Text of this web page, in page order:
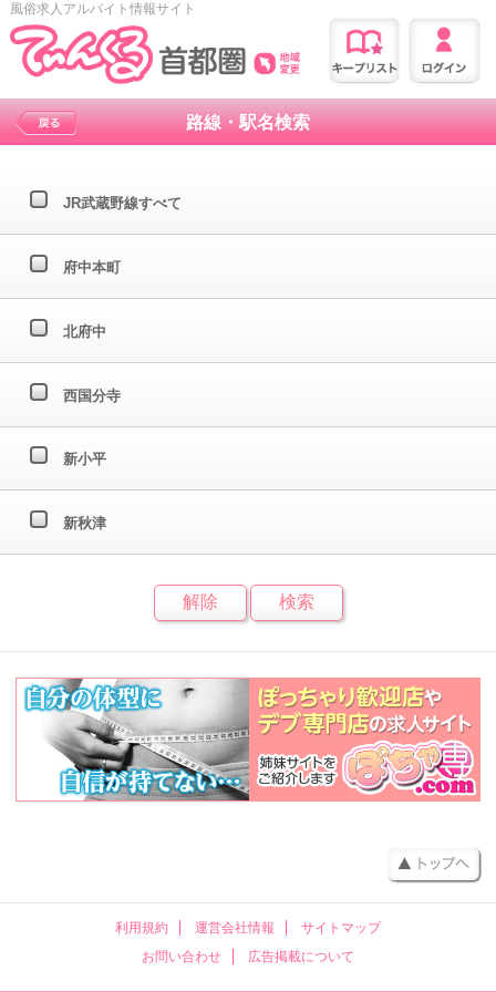
風俗求人アルバイト情報サイト
路線・駅名検索
JR武蔵野線すべて
府中本町
北府中
西国分寺
新小平
新秋津
利用規約 運営会社情報
サイトマップ
お問い合わせ
広告掲載について